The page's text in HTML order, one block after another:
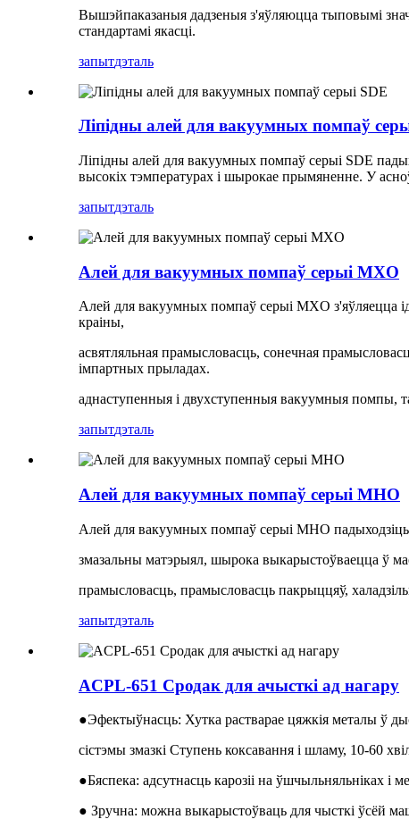
Вышэйпаказаныя дадзеныя з'яўляюцца тыповымі
стандартамі якасці.
запытдэталь
Ліпідны алей для вакуумных помпаў
Ліпідны алей для вакуумных помпаў серыі SDE
высокіх тэмпературах і шырокае прымяненне. У
запытдэталь
Алей для вакуумных помпаў серыі MXO
Алей для вакуумных помпаў серыі MXO з'яўляецца
краіны,
асвятляльная прамысловасць, сонечная
імпартных прыладах.
аднаступенныя і двухступенныя вакуумныя помпы,
запытдэталь
Алей для вакуумных помпаў серыі MHO
Алей для вакуумных помпаў серыі MHO падыходзіць
змазальны матэрыял, шырока выкарыстоўваецца ў
прамысловасць, прамысловасць пакрыццяў,
запытдэталь
ACPL-651 Сродак для ачысткі ад нагару
●Эфектыўнасць: Хутка растварае цяжкія металы ў
сістэмы змазкі Ступень коксавання і шламу, 10-60
●Бяспека: адсутнасць карозіі на ўшчыльняльніках і
● Зручна: можна выкарыстоўваць для чысткі ўсёй